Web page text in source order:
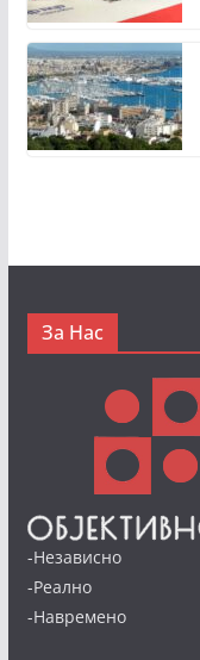
За Нас
-Независно
-Реално
-Навремено